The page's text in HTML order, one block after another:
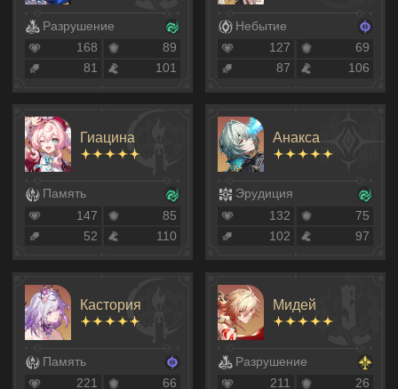
Разрушение
168
89
81
101
Небытие
127
69
87
106
Гиацина
Память
147
85
52
110
Анакса
Эрудиция
132
75
102
97
Кастория
Память
221
66
Мидей
Разрушение
211
26